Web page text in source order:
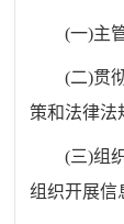
(一)主
(二)贯
策和法律法
(三)组
组织开展信